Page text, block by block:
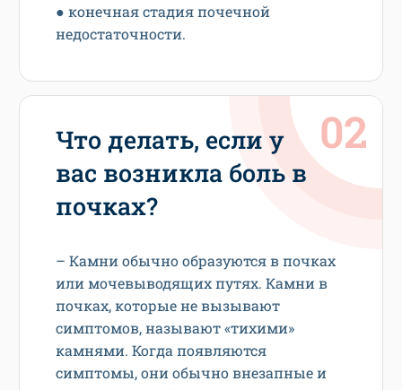
● конечная стадия почечной
недостаточности.
Что делать, если у
вас возникла боль в
почках?
– Камни обычно образуются в почках
или мочевыводящих путях. Камни в
почках, которые не вызывают
симптомов, называют «тихими»
камнями. Когда появляются
симптомы, они обычно внезапные и